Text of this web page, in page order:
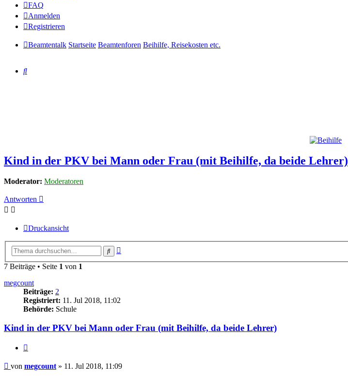
FAQ
Anmelden
Registrieren
Beamtentalk Startseite Beamtenforen Beihilfe, Reisekosten etc.
Suche
Kind in der PKV bei Mann oder Frau (mit Beihilfe, da beide Lehrer)
Moderator: Moderatoren
Antworten
Druckansicht
Suche
7 Beiträge • Seite 1 von 1
megcount
Beiträge: 2
Registriert: 11. Jul 2018, 11:02
Behörde: Schule
Kind in der PKV bei Mann oder Frau (mit Beihilfe, da beide Lehrer)
Beitrag
von megcount » 11. Jul 2018, 11:09